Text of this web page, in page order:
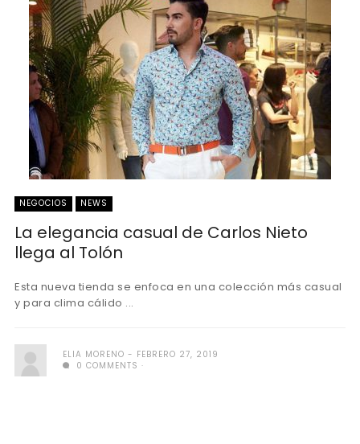
NEGOCIOS NEWS
La elegancia casual de Carlos Nieto
llega al Tolón
Esta nueva tienda se enfoca en una colección más casual
y para clima cálido ...
ELIA MORENO
FEBRERO 27, 2019
0 COMMENTS